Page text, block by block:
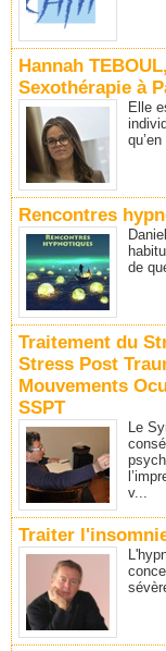
Hannah
Sexothérapie à
Elle
Rencontres
de
Traitement du
Stress Post
Mouvements
SSPT
Le
v...
Traiter